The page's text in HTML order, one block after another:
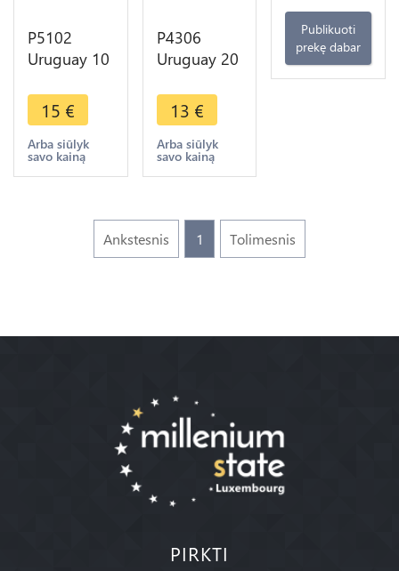
P5102
Uruguay 10
Constitutional
Centennial
Morlon
Puma 1930
15 €
Arba siūlyk
savo kainą
P4306
Uruguay 20
1942 So
Santiago
Silver ->
Make offer
13 €
Arba siūlyk
savo kainą
Publikuoti
prekę dabar
Ankstesnis 1 Tolimesnis
PIRKTI